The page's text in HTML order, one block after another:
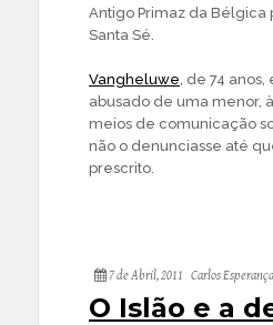
Antigo Primaz da Bélgica
Santa Sé.
Vangheluwe, de 74
abusado de uma menor,
meios de comunicação
não o denunciasse até
prescrito.
7 de Abril, 2011 Carlos Esperança
O Islão e a